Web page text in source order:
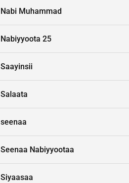
Nabi Muhammad
Nabiyyoota 25
Saayinsii
Salaata
seenaa
Seenaa Nabiyyootaa
Siyaasaa